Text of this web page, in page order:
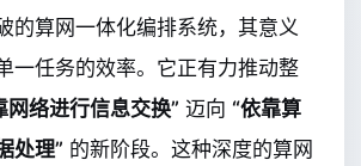
的算网一体化编排系统，其意义
一任务的效率。它正有力推动整
网络进行信息交换” 迈向 “依靠算
处理” 的新阶段。这种深度的算网